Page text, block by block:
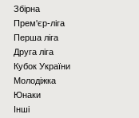
Збірна
Прем'єр-ліга
Перша ліга
Друга ліга
Кубок України
Молодіжка
Юнаки
Інші